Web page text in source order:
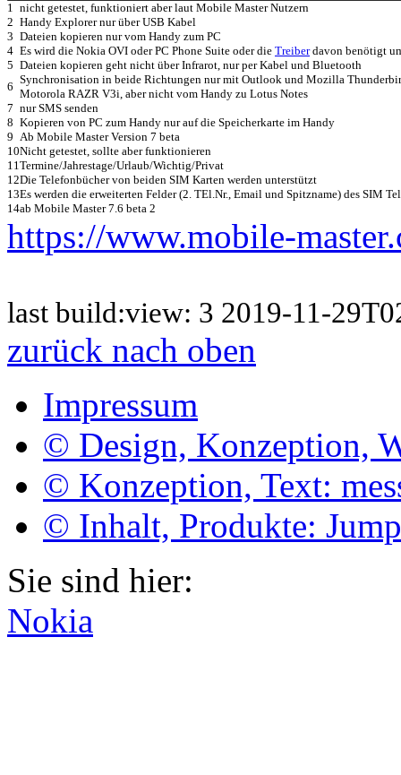
1 nicht getestet, funktioniert aber laut Mobile Master Nutzern
2 Handy Explorer nur über USB Kabel
3 Dateien kopieren nur vom Handy zum PC
4 Es wird die Nokia OVI oder PC Phone Suite oder die Treiberdavon benötigt
5 Dateien kopieren geht nicht über Infrarot, nur per Kabel und Bluetooth
6
Synchronisation in beide Richtungen nur mit Outlook und Mozilla
Motorola RAZR V3i, aber nicht vom Handy zu Lotus Notes
7 nur SMS senden
8 Kopieren von PC zum Handy nur auf die Speicherkarte im Handy
9 Ab Mobile Master Version 7 beta
10Nicht getestet, sollte aber funktionieren
11Termine/Jahrestage/Urlaub/Wichtig/Privat
12Die Telefonbücher von beiden SIM Karten werden unterstützt
13Es werden die erweiterten Felder (2. TEl.Nr., Email und Spitzname) des SIM
14ab Mobile Master 7.6 beta 2
https://www.mobile-
last build:view: 3 2019-11-
zurück nach oben
Impressum
© Design, Konzeption,
© Konzeption, Text:
© Inhalt, Produkte:
Sie sind hier:
Nokia